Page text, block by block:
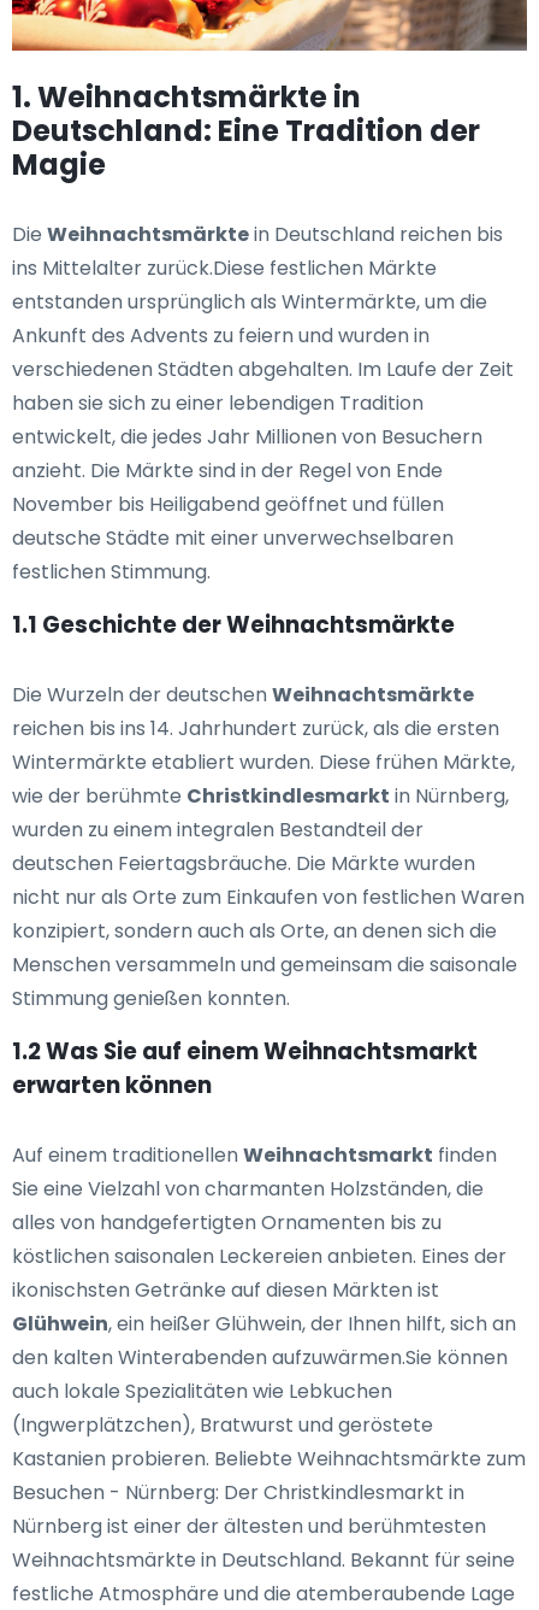
1. Weihnachtsmärkte in
Deutschland: Eine Tradition der
Magie
Die Weihnachtsmärktein Deutschland reichen bis
ins Mittelalter zurück.Diese festlichen Märkte
entstanden ursprünglich als Wintermärkte, um die
Ankunft des Advents zu feiern und wurden in
verschiedenen Städten abgehalten. Im Laufe der Zeit
haben sie sich zu einer lebendigen Tradition
entwickelt, die jedes Jahr Millionen von Besuchern
anzieht. Die Märkte sind in der Regel von Ende
November bis Heiligabend geöffnet und füllen
deutsche Städte mit einer unverwechselbaren
festlichen Stimmung.
1.1 Geschichte der Weihnachtsmärkte
Die Wurzeln der deutschenWeihnachtsmärkte
reichen bis ins 14. Jahrhundert zurück, als die ersten
Wintermärkte etabliert wurden. Diese frühen Märkte,
wie der berühmte Christkindlesmarkt in Nürnberg,
wurden zu einem integralen Bestandteil der
deutschen Feiertagsbräuche. Die Märkte wurden
nicht nur als Orte zum Einkaufen von festlichen Waren
konzipiert, sondern auch als Orte, an denen sich die
Menschen versammeln und gemeinsam die saisonale
Stimmung genießen konnten.
1.2 Was Sie auf einem Weihnachtsmarkt
erwarten können
Auf einem traditionellenWeihnachtsmarkt finden
Sie eine Vielzahl von charmanten Holzständen, die
alles von handgefertigten Ornamenten bis zu
köstlichen saisonalen Leckereien anbieten. Eines der
ikonischsten Getränke auf diesen Märkten ist
Glühwein, ein heißer Glühwein, der Ihnen hilft, sich an
den kalten Winterabenden aufzuwärmen.Sie können
auch lokale Spezialitäten wie Lebkuchen
(Ingwerplätzchen), Bratwurst und geröstete
Kastanien probieren. Beliebte Weihnachtsmärkte zum
Besuchen - Nürnberg: Der Christkindlesmarkt in
Nürnberg ist einer der ältesten und berühmtesten
Weihnachtsmärkte in Deutschland. Bekannt für seine
festliche Atmosphäre und die atemberaubende Lage